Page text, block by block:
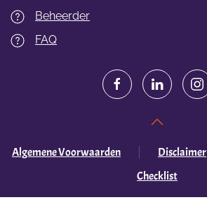
Beheerder
FAQ
Algemene Voorwaarden Disclaimer
Checklist